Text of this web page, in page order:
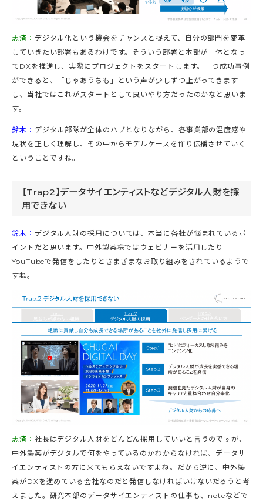
志済： デジタル化という機会をチャンスと捉えて、自分の部門を変革
していきたい部署もあるわけです。そういう部署と本部が一体となっ
てDXを推進し、実際にプロジェクトをスタートします。一つ成功事例
ができると、「じゃあうちも」という声が少しずつ上がってきます
し、当社ではこれがスタートとして良いやり方だったのかなと思いま
す。
鈴木： デジタル部隊が全体のハブとなりながら、各事業部の温度感や
現状を正しく理解し、その中からモデルケースを作り伝播させていく
ということですね。
【Trap2】データサイエンティストなどデジタル人財を採
用できない
鈴木： デジタル人財の採用については、本当に各社が悩まれているポ
イントだと思います。中外製薬様ではウェビナーを活用したり
YouTubeで発信をしたりとさまざまなお取り組みをされているようで
すね。
志済： 社長はデジタル人財をどんどん採用していいと言うのですが、
中外製薬がデジタルで何をやっているのかわからなければ、データサ
イエンティストの方に来てもらえないですよね。だから逆に、中外製
薬がDXを進めている会社なのだと発信しなければいけないだろうと考
えました。研究本部のデータサイエンティストの仕事も、noteなどで